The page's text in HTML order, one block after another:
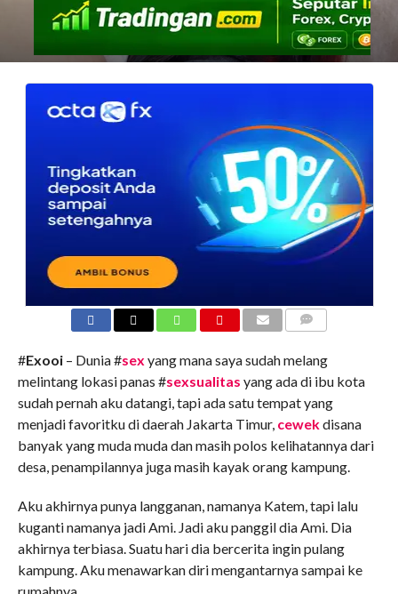
#Exooi – Dunia #sex yang mana saya sudah melang
melintang lokasi panas #sexsualitas yang ada di ibu kota
sudah pernah aku datangi, tapi ada satu tempat yang
menjadi favoritku di daerah Jakarta Timur, cewekdisana
banyak yang muda muda dan masih polos kelihatannya dari
desa, penampilannya juga masih kayak orang kampung.
Aku akhirnya punya langganan, namanya Katem, tapi lalu
kuganti namanya jadi Ami. Jadi aku panggil dia Ami. Dia
akhirnya terbiasa. Suatu hari dia bercerita ingin pulang
kampung. Aku menawarkan diri mengantarnya sampai ke